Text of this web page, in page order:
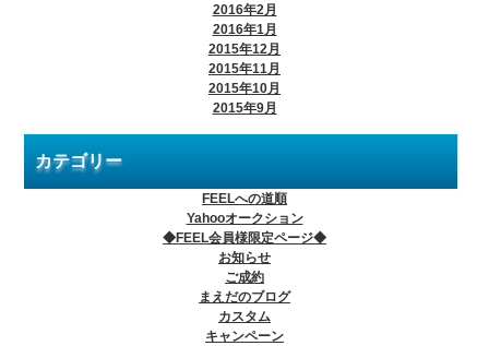
2016年2月
2016年1月
2015年12月
2015年11月
2015年10月
2015年9月
カテゴリー
FEELへの道順
Yahooオークション
◆FEEL会員様限定ページ◆
お知らせ
ご成約
まえだのブログ
カスタム
キャンペーン